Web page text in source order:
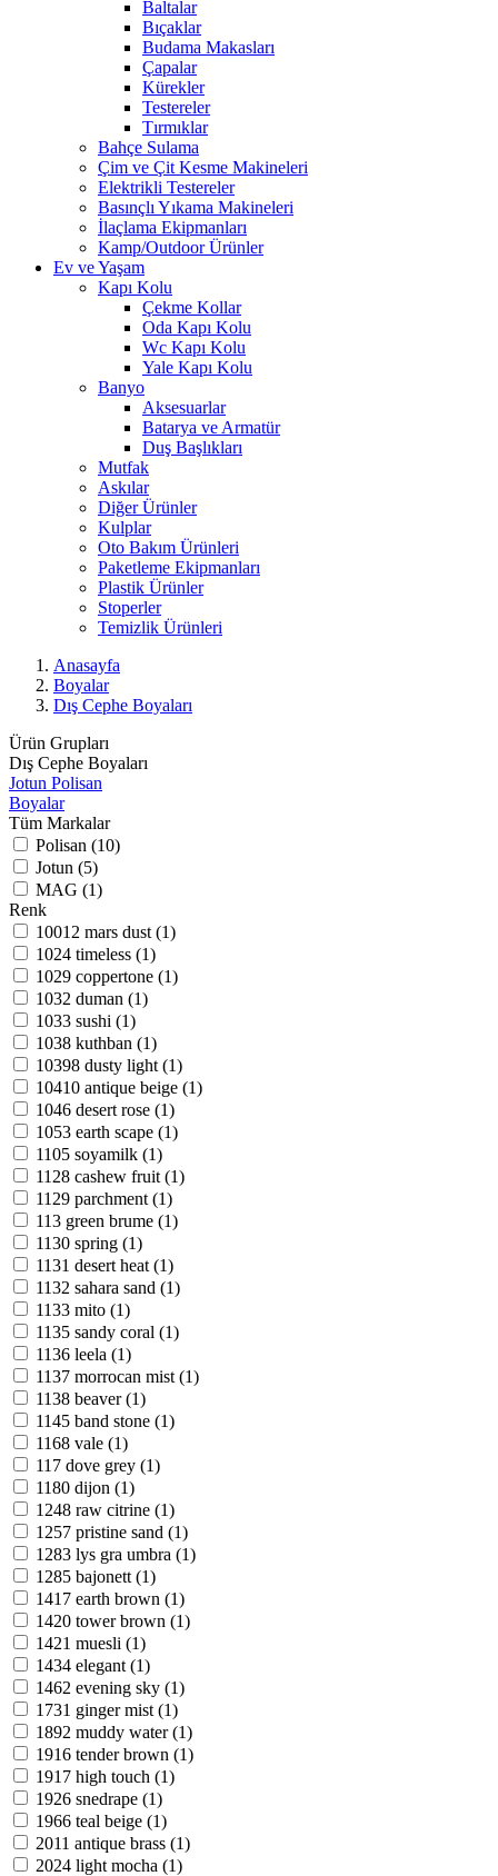
Baltalar
Bıçaklar
Budama Makasları
Çapalar
Kürekler
Testereler
Tırmıklar
Bahçe Sulama
Çim ve Çit Kesme Makineleri
Elektrikli Testereler
Basınçlı Yıkama Makineleri
İlaçlama Ekipmanları
Kamp/Outdoor Ürünler
Ev ve Yaşam
Kapı Kolu
Çekme Kollar
Oda Kapı Kolu
Wc Kapı Kolu
Yale Kapı Kolu
Banyo
Aksesuarlar
Batarya ve Armatür
Duş Başlıkları
Mutfak
Askılar
Diğer Ürünler
Kulplar
Oto Bakım Ürünleri
Paketleme Ekipmanları
Plastik Ürünler
Stoperler
Temizlik Ürünleri
Anasayfa
Boyalar
Dış Cephe Boyaları
Ürün Grupları
Dış Cephe Boyaları
Jotun Polisan
Boyalar
Tüm Markalar
Polisan (10)
Jotun (5)
MAG (1)
Renk
10012 mars dust (1)
1024 timeless (1)
1029 coppertone (1)
1032 duman (1)
1033 sushi (1)
1038 kuthban (1)
10398 dusty light (1)
10410 antique beige (1)
1046 desert rose (1)
1053 earth scape (1)
1105 soyamilk (1)
1128 cashew fruit (1)
1129 parchment (1)
113 green brume (1)
1130 spring (1)
1131 desert heat (1)
1132 sahara sand (1)
1133 mito (1)
1135 sandy coral (1)
1136 leela (1)
1137 morrocan mist (1)
1138 beaver (1)
1145 band stone (1)
1168 vale (1)
117 dove grey (1)
1180 dijon (1)
1248 raw citrine (1)
1257 pristine sand (1)
1283 lys gra umbra (1)
1285 bajonett (1)
1417 earth brown (1)
1420 tower brown (1)
1421 muesli (1)
1434 elegant (1)
1462 evening sky (1)
1731 ginger mist (1)
1892 muddy water (1)
1916 tender brown (1)
1917 high touch (1)
1926 snedrape (1)
1966 teal beige (1)
2011 antique brass (1)
2024 light mocha (1)